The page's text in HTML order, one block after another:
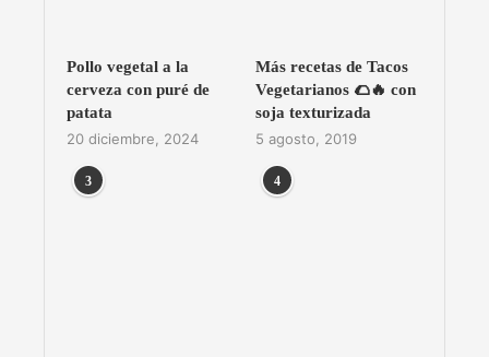
Pollo vegetal a la
cerveza con puré de
patata
20 diciembre, 2024
Más recetas de Tacos
Vegetarianos 🌮🔥 con
soja texturizada
5 agosto, 2019
3 4